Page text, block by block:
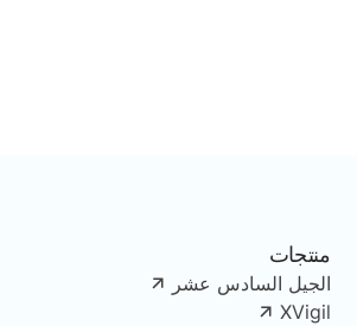
منتجات
الجيل السادس عشر
XVigil